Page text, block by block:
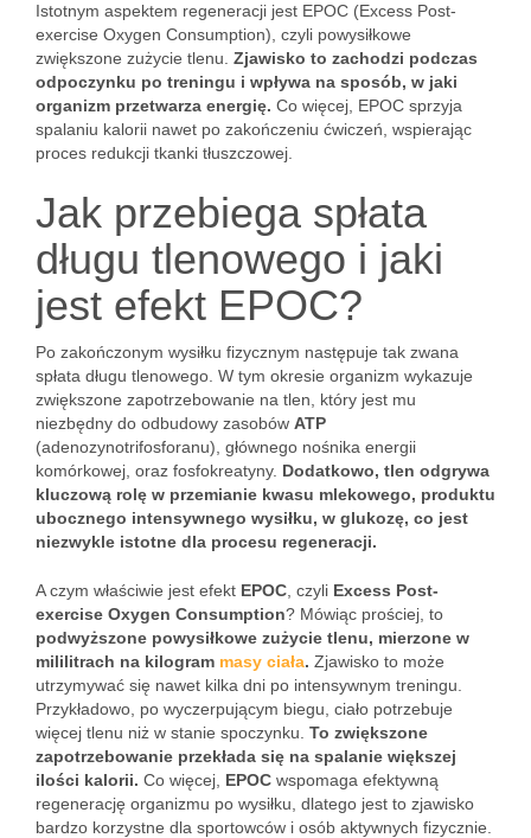
Istotnym aspektem regeneracji jest EPOC (Excess Post-
exercise Oxygen Consumption), czyli powysiłkowe
zwiększone zużycie tlenu. Zjawisko to zachodzi podczas
odpoczynku po treningu i wpływa na sposób, w jaki
organizm przetwarza energię. Co więcej, EPOC sprzyja
spalaniu kalorii nawet po zakończeniu ćwiczeń, wspierając
proces redukcji tkanki tłuszczowej.
Jak przebiega spłata
długu tlenowego i jaki
jest efekt EPOC?
Po zakończonym wysiłku fizycznym następuje tak zwana
spłata długu tlenowego. W tym okresie organizm wykazuje
zwiększone zapotrzebowanie na tlen, który jest mu
niezbędny do odbudowy zasobów ATP
(adenozynotrifosforanu), głównego nośnika energii
komórkowej, oraz fosfokreatyny. Dodatkowo, tlen odgrywa
kluczową rolę w przemianie kwasu mlekowego, produktu
ubocznego intensywnego wysiłku, w glukozę, co jest
niezwykle istotne dla procesu regeneracji.
A czym właściwie jest efekt EPOC , czyli Excess Post-
exercise Oxygen Consumption? Mówiąc prościej, to
podwyższone powysiłkowe zużycie tlenu, mierzone w
mililitrach na kilogram masy ciała. Zjawisko to może
utrzymywać się nawet kilka dni po intensywnym treningu.
Przykładowo, po wyczerpującym biegu, ciało potrzebuje
więcej tlenu niż w stanie spoczynku. To zwiększone
zapotrzebowanie przekłada się na spalanie większej
ilości kalorii. Co więcej, EPOC wspomaga efektywną
regenerację organizmu po wysiłku, dlatego jest to zjawisko
bardzo korzystne dla sportowców i osób aktywnych fizycznie.